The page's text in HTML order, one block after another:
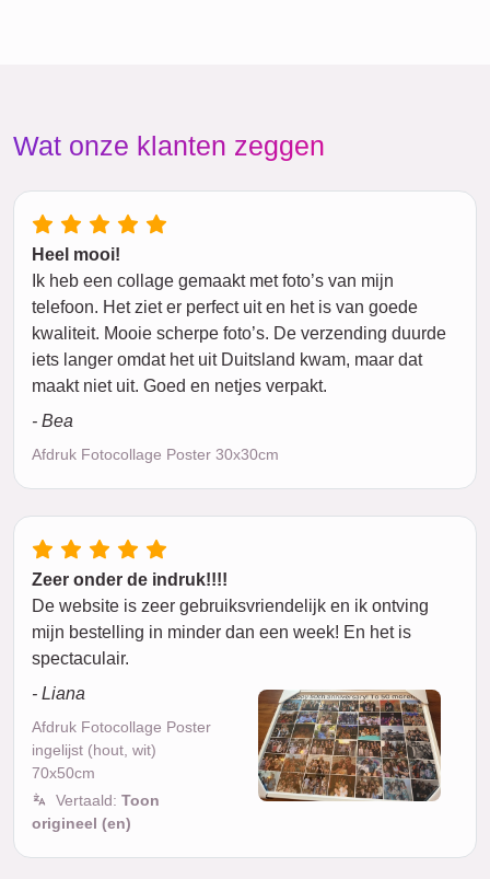
Wat onze klanten zeggen
Heel mooi!
Ik heb een collage gemaakt met foto’s van mijn
telefoon. Het ziet er perfect uit en het is van goede
kwaliteit. Mooie scherpe foto’s. De verzending duurde
iets langer omdat het uit Duitsland kwam, maar dat
maakt niet uit. Goed en netjes verpakt.
- Bea
Afdruk Fotocollage Poster 30x30cm
Zeer onder de indruk!!!!
De website is zeer gebruiksvriendelijk en ik ontving
mijn bestelling in minder dan een week! En het is
spectaculair.
- Liana
Afdruk Fotocollage Poster
ingelijst (hout, wit)
70x50cm
Vertaald: Toon
origineel (en)